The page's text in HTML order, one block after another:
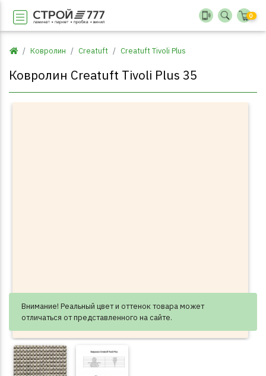
0
Ковролин Creatuft Creatuft Tivoli Plus
Ковролин Creatuft Tivoli Plus 35
Внимание! Реальный цвет и оттенок товара может
отличаться от представленного на сайте.